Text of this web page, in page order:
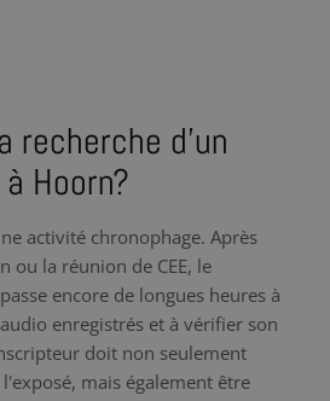
recherche d’un
Hoorn?
activité chronophage. Après
ou la réunion de CEE, le
encore de longues heures à
enregistrés et à vérifier son
doit non seulement
mais également être